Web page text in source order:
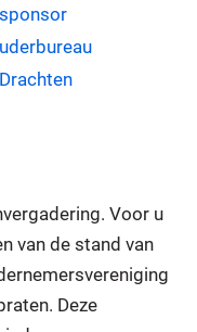
Voor u
van de stand van
Deze